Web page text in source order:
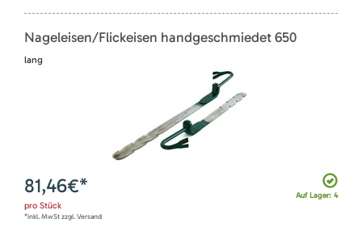
Nageleisen/Flickeisen handgeschmiedet 650
lang
Auf Lager: 4
81,46€*
pro Stück
*inkl. MwSt zzgl. Versand